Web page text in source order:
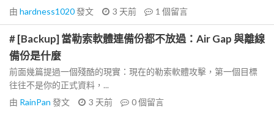
由 hardness1020發文 3 天前 1 個留言
# [Backup] 當勒索軟體連備份都不放過：Air Gap 與離線
備份是什麼
前面幾篇提過一個殘酷的現實：現在的勒索軟體攻擊，第一個目標
往往不是你的正式資料，...
由 RainPan 發文 3 天前 0個留言